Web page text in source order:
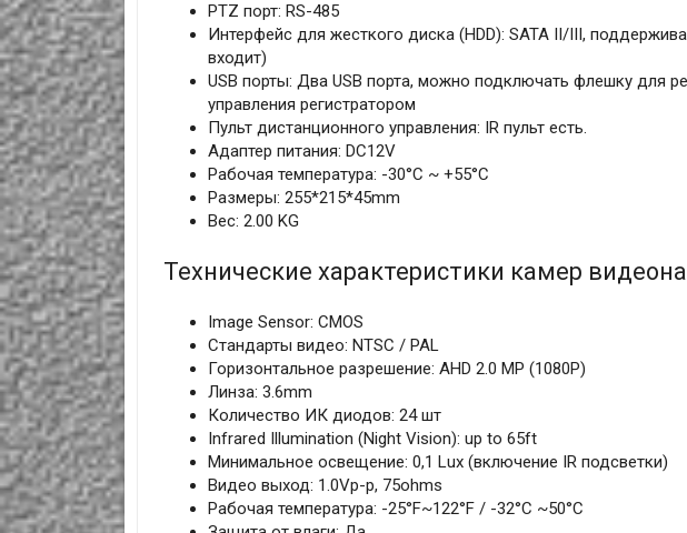
PTZ порт: RS-485
Интерфейс для жесткого диска (HDD): SATA II/III,
входит)
USB порты: Два USB порта, можно подключать флешку для
управления регистратором
Пульт дистанционного управления: IR пульт есть.
Адаптер питания: DC12V
Рабочая температура: -30°C ~ +55°C
Размеры: 255*215*45mm
Вес: 2.00 KG
Технические характеристики камер
Image Sensor: CMOS
Стандарты видео: NTSC / PAL
Горизонтальное разрешение: AHD 2.0 MP (1080P)
Линза: 3.6mm
Количество ИК диодов: 24 шт
Infrared Illumination (Night Vision): up to 65ft
Минимальное освещение: 0,1 Lux (включение IR подсветки)
Видео выход: 1.0Vp-p, 75ohms
Рабочая температура: -25°F~122°F / -32°C ~50°C